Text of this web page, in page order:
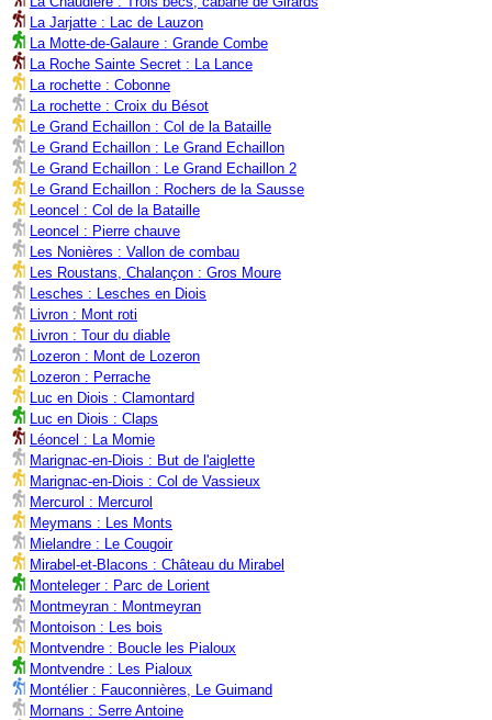
La Jarjatte : Lac de Lauzon
La Motte-de-Galaure : Grande Combe
La Roche Sainte Secret : La Lance
La rochette : Cobonne
La rochette : Croix du Bésot
Le Grand Echaillon : Col de la Bataille
Le Grand Echaillon : Le Grand Echaillon
Le Grand Echaillon : Le Grand Echaillon 2
Le Grand Echaillon : Rochers de la Sausse
Leoncel : Col de la Bataille
Leoncel : Pierre chauve
Les Nonières : Vallon de combau
Les Roustans, Chalançon : Gros Moure
Lesches : Lesches en Diois
Livron : Mont roti
Livron : Tour du diable
Lozeron : Mont de Lozeron
Lozeron : Perrache
Luc en Diois : Clamontard
Luc en Diois : Claps
Léoncel : La Momie
Marignac-en-Diois : But de l'aiglette
Marignac-en-Diois : Col de Vassieux
Mercurol : Mercurol
Meymans : Les Monts
Mielandre : Le Cougoir
Mirabel-et-Blacons : Château du Mirabel
Monteleger : Parc de Lorient
Montmeyran : Montmeyran
Montoison : Les bois
Montvendre : Boucle les Pialoux
Montvendre : Les Pialoux
Montélier : Fauconnières, Le Guimand
Mornans : Serre Antoine